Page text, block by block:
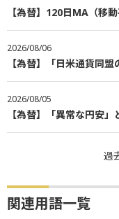
【為替】120日MA（移
2026/08/06
【為替】「日米通貨同
2026/08/05
【為替】「異常な円安
過
関連用語一覧